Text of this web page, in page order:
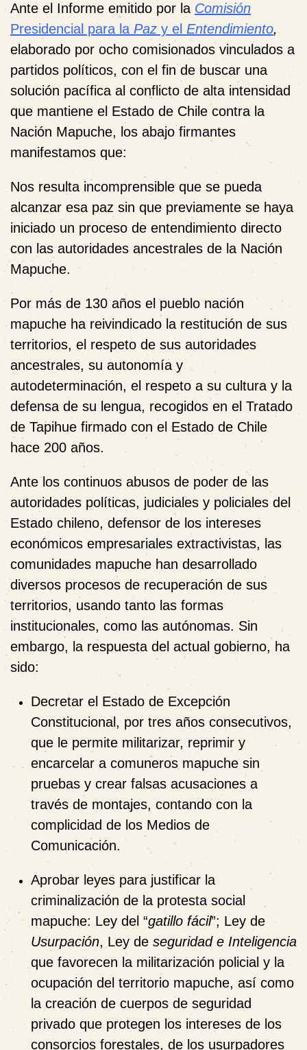
Ante el Informe emitido por la Comisión
Presidencial para la Paz y el Entendimiento,
elaborado por ocho comisionados vinculados a
partidos políticos, con el fin de buscar una
solución pacífica al conflicto de alta intensidad
que mantiene el Estado de Chile contra la
Nación Mapuche, los abajo firmantes
manifestamos que:
Nos resulta incomprensible que se pueda
alcanzar esa paz sin que previamente se haya
iniciado un proceso de entendimiento directo
con las autoridades ancestrales de la Nación
Mapuche.
Por más de 130 años el pueblo nación
mapuche ha reivindicado la restitución de sus
territorios, el respeto de sus autoridades
ancestrales, su autonomía y
autodeterminación, el respeto a su cultura y la
defensa de su lengua, recogidos en el Tratado
de Tapihue firmado con el Estado de Chile
hace 200 años.
Ante los continuos abusos de poder de las
autoridades políticas, judiciales y policiales del
Estado chileno, defensor de los intereses
económicos empresariales extractivistas, las
comunidades mapuche han desarrollado
diversos procesos de recuperación de sus
territorios, usando tanto las formas
institucionales, como las autónomas. Sin
embargo, la respuesta del actual gobierno, ha
sido:
Decretar el Estado de Excepción
Constitucional, por tres años consecutivos,
que le permite militarizar, reprimir y
encarcelar a comuneros mapuche sin
pruebas y crear falsas acusaciones a
través de montajes, contando con la
complicidad de los Medios de
Comunicación.
Aprobar leyes para justificar la
criminalización de la protesta social
mapuche: Ley del “gatillo fácil”; Ley de
Usurpación, Ley de seguridad e Inteligencia
que favorecen la militarización policial y la
ocupación del territorio mapuche, así como
la creación de cuerpos de seguridad
privado que protegen los intereses de los
consorcios forestales, de los usurpadores